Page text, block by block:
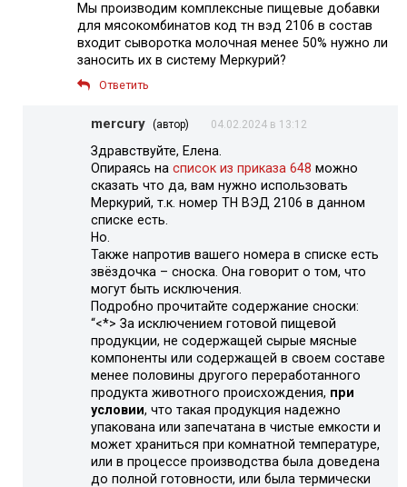
Мы производим комплексные пищевые добавки
для мясокомбинатов код тн вэд 2106 в состав
входит сыворотка молочная менее 50% нужно ли
заносить их в систему Меркурий?
Ответить
mercury (автор) 04.02.2024 в 13:12
Здравствуйте, Елена.
Опираясь на список из приказа 648 можно
сказать что да, вам нужно использовать
Меркурий, т.к. номер ТН ВЭД 2106 в данном
списке есть.
Но.
Также напротив вашего номера в списке есть
звёздочка – сноска. Она говорит о том, что
могут быть исключения.
Подробно прочитайте содержание сноски:
“<*> За исключением готовой пищевой
продукции, не содержащей сырые мясные
компоненты или содержащей в своем составе
менее половины другого переработанного
продукта животного происхождения, при
условии, что такая продукция надежно
упакована или запечатана в чистые емкости и
может храниться при комнатной температуре,
или в процессе производства была доведена
до полной готовности, или была термически